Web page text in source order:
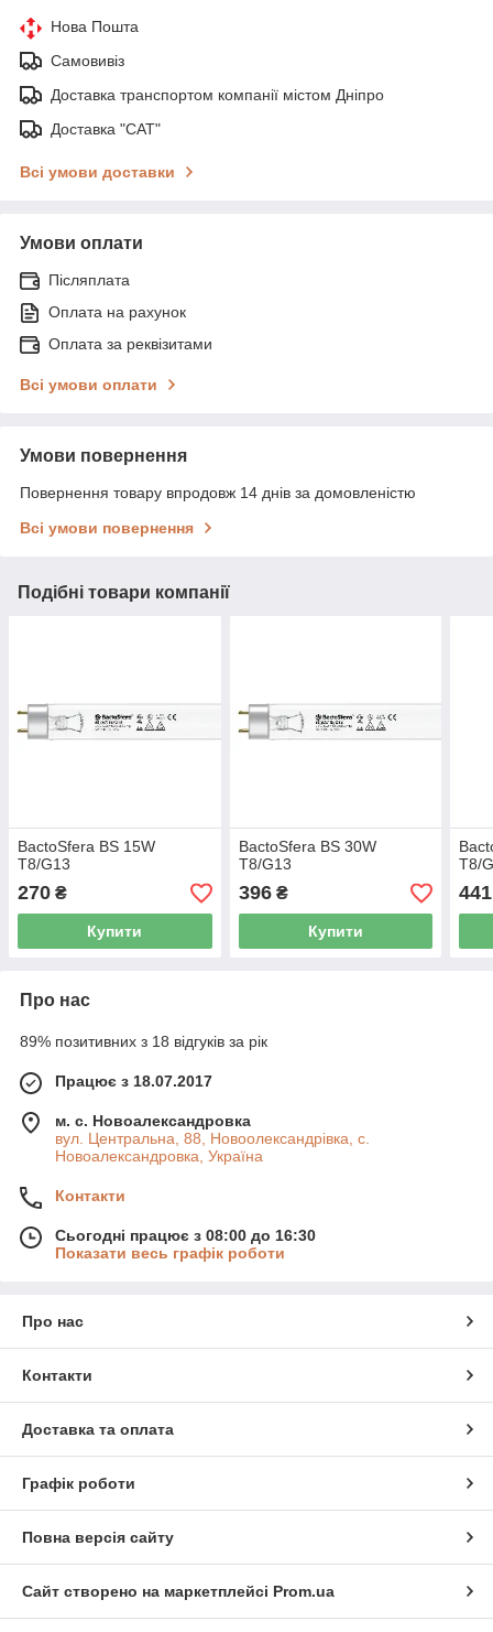
Нова Пошта
Самовивіз
Доставка транспортом компанії містом Дніпро
Доставка "САТ"
Всі умови доставки
Умови оплати
Післяплата
Оплата на рахунок
Оплата за реквізитами
Всі умови оплати
Умови повернення
Повернення товару впродовж 14 днів за домовленістю
Всі умови повернення
Подібні товари компанії
BactoSfera BS 15W
T8/G13
270 ₴
Купити
BactoSfera BS 30W
T8/G13
396₴
Купити
T8/
441
Про нас
89% позитивних з 18 відгуків за рік
Працює з 18.07.2017
м. с. Новоалександровка
вул. Центральна, 88, Новоолександрівка, с.
Новоалександровка, Україна
Контакти
Сьогодні працює з 08:00 до 16:30
Показати весь графік роботи
Про нас
Контакти
Доставка та оплата
Графік роботи
Повна версія сайту
Сайт створено на маркетплейсі Prom.ua